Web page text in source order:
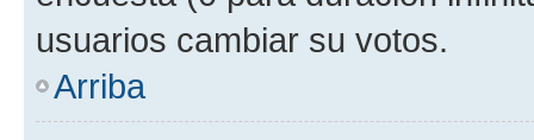
usuarios cambiar su votos.
Arriba